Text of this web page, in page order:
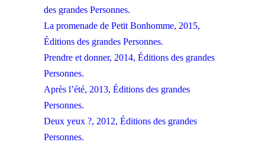
des grandes Personnes.
La promenade de Petit Bonhomme, 2015,
Éditions des grandes Personnes.
Prendre et donner, 2014, Éditions des grandes
Personnes.
Après l’été, 2013, Éditions des grandes
Personnes.
Deux yeux ?, 2012, Éditions des grandes
Personnes.